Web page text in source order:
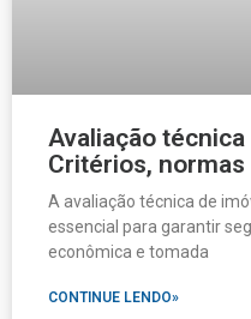
Avaliação
Critérios,
A avaliação técnica de
essencial para garantir
econômica e tomada
CONTINUE LENDO»